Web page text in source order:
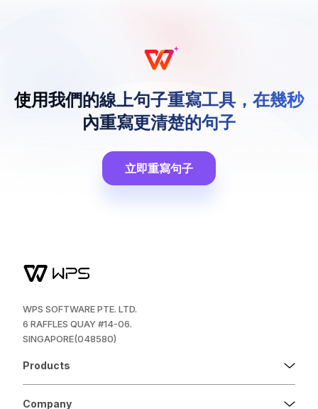
使用我們的線上句子重寫工具，在幾秒
內重寫更清楚的句子
立即重寫句子
WPS SOFTWARE PTE. LTD.
6 RAFFLES QUAY #14-06.
SINGAPORE(048580)
Products
Company